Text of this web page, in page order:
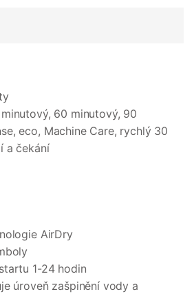
60 minutový, 90
eco, Machine Care, rychlý 30
a čekání
AirDry
1-24 hodin
úroveň zašpinění vody a